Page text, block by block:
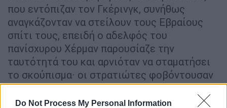
Do Not Process My Personal Information
που εντόπιζαν τον Γκέρινγκ, συνήθως
αναγκάζονταν να στείλουν τους Εβραίους
σπίτι τους, επειδή ο αδελφός του
πανίσχυρου Χέρμαν παρουσίαζε την
ταυτότητά του και αρνιόταν να σταματήσει
το σκούπισμα· οι στρατιώτες φοβόντουσαν
ότι θα τιμωρούνταν αν τον άφηναν να
ταπεινωθεί δημόσια.